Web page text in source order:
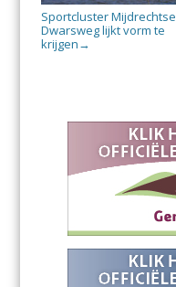
Sportcluster Mijdrechtse
Dwarsweg lijkt vorm te
krijgen →